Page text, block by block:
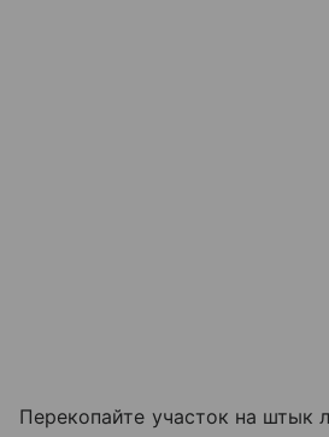
Перекопайте участок на штык